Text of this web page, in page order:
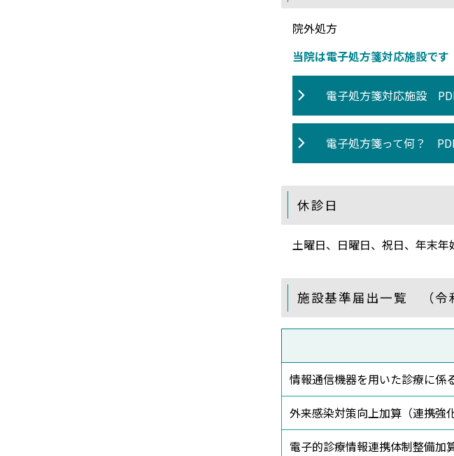
院外処方
当院は電子処方箋対応施設です
電子処方箋対応施設
電子処方箋って何？
休診日
土曜日、日曜日、祝日、年末年
施設基準届出一覧 （令
情報通信機器を用いた診療に係
外来感染対策向上加算（連携強
電子的診療情報連携体制整備加